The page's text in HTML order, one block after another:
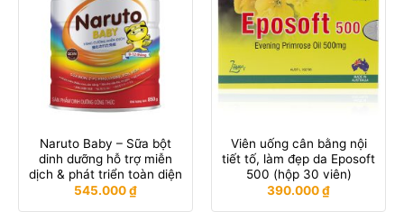
Naruto Baby – Sữa bột
dinh dưỡng hỗ trợ miễn
dịch & phát triển toàn diện
545.000₫
Viên uống cân bằng nội
tiết tố, làm đẹp da Eposoft
500 (hộp 30 viên)
390.000₫